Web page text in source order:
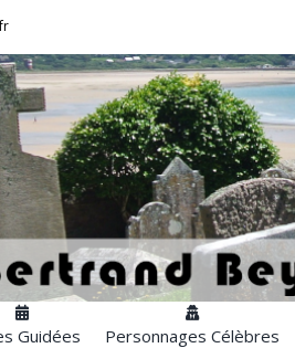
Guidées Personnages Célèbres